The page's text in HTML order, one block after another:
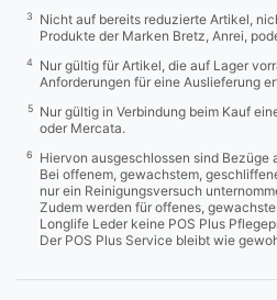
3
Nicht auf bereits reduzierte Artikel,
Produkte der Marken Bretz, Anrei,
4
Nur gültig für Artikel, die auf Lager
Anforderungen für eine Auslieferung
5
Nur gültig in Verbindung beim Kauf
oder Mercata.
6
Hiervon ausgeschlossen sind Bezüge
Bei offenem, gewachstem,
nur ein Reinigungsversuch
Zudem werden für offenes,
Longlife Leder keine POS Plus
Der POS Plus Service bleibt wie